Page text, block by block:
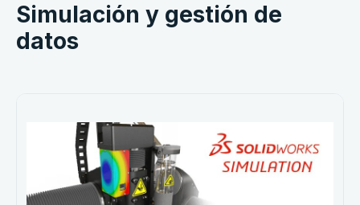
Simulación y gestión de
datos